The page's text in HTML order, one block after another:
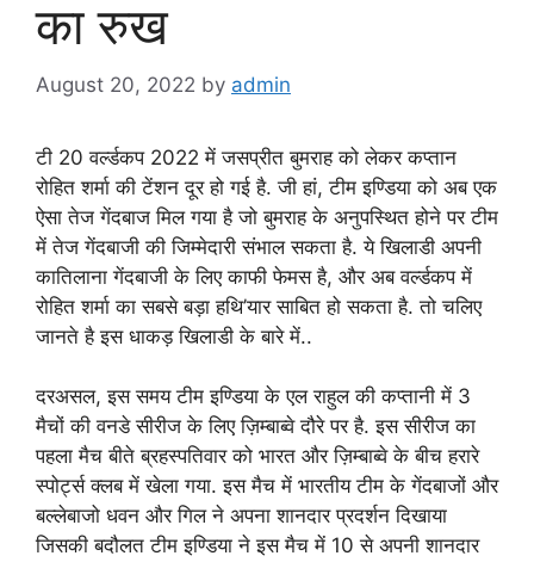
का रुख
August 20, 2022 by admin
टी 20 वर्ल्डकप 2022 में जसप्रीत बुमराह को लेकर कप्तान
रोहित शर्मा की टेंशन दूर हो गई है. जी हां, टीम इण्डिया को अब एक
ऐसा तेज गेंदबाज मिल गया है जो बुमराह के अनुपस्थित होने पर टीम
में तेज गेंदबाजी की जिम्मेदारी संभाल सकता है. ये खिलाडी अपनी
कातिलाना गेंदबाजी के लिए काफी फेमस है, और अब वर्ल्डकप में
रोहित शर्मा का सबसे बड़ा हथि’यार साबित हो सकता है. तो चलिए
जानते है इस धाकड़ खिलाडी के बारे में..
दरअसल, इस समय टीम इण्डिया के एल राहुल की कप्तानी में 3
मैचों की वनडे सीरीज के लिए ज़िम्बाब्वे दौरे पर है. इस सीरीज का
पहला मैच बीते ब्रहस्पतिवार को भारत और ज़िम्बाब्वे के बीच हरारे
स्पोर्ट्स क्लब में खेला गया. इस मैच में भारतीय टीम के गेंदबाजों और
बल्लेबाजो धवन और गिल ने अपना शानदार प्रदर्शन दिखाया
जिसकी बदौलत टीम इण्डिया ने इस मैच में 10 से अपनी शानदार